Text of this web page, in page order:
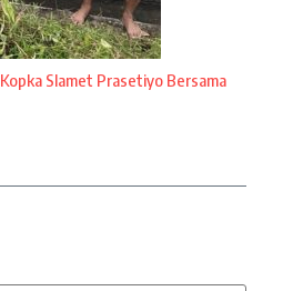
Slamet Prasetiyo Bersama